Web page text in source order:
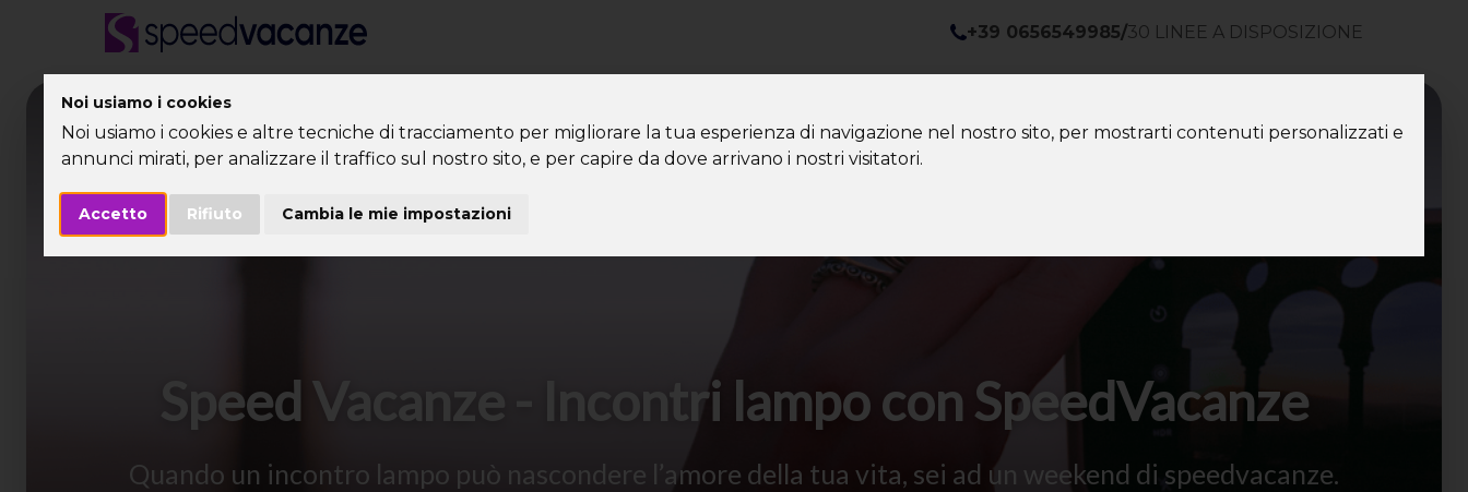
Noi usiamo i cookies
Noi usiamo i cookies e altre tecniche di tracciamento per migliorare la tua esperienza di navigazione nel nostro sito, per mostrarti contenuti personalizzati e
annunci mirati, per analizzare il traffico sul nostro sito, e per capire da dove arrivano i nostri visitatori.
Accetto Rifiuto Cambia le mie impostazioni
+39 0656549985/30 LINEE A DISPOSIZIONE
Speed Vacanze - Incontri lampo con SpeedVacanze
Quando un incontro lampo può nascondere l’amore della tua vita, sei ad un weekend di speedvacanze.